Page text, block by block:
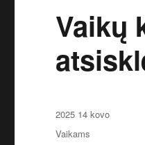
Vaikų
Paskelbta
2025 14 kovo
Kategorijos
Vaikams